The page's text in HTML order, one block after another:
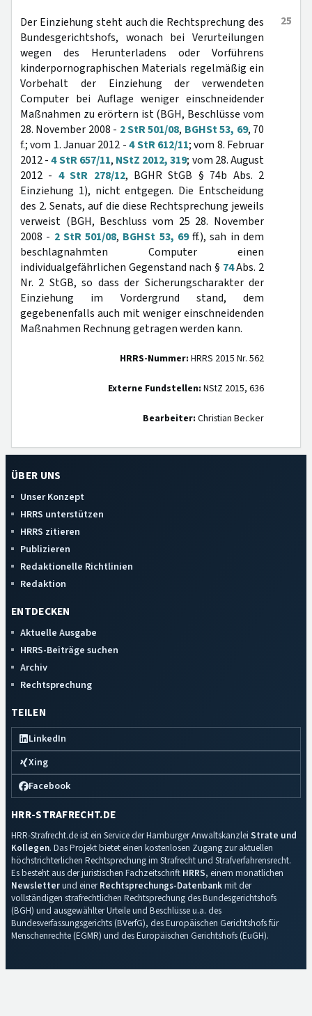
25
Der Einziehung steht auch die Rechtsprechung des
Bundesgerichtshofs, wonach bei Verurteilungen
wegen des Herunterladens oder Vorführens
kinderpornographischen Materials regelmäßig ein
Vorbehalt der Einziehung der verwendeten
Computer bei Auflage weniger einschneidender
Maßnahmen zu erörtern ist (BGH, Beschlüsse vom
28. November 2008 - 2 StR 501/08, BGHSt 53, 69, 70
f.; vom 1. Januar 2012 -4 StR 612/11; vom 8. Februar
2012 -4 StR 657/11, NStZ 2012, 319; vom 28. August
2012 - 4 StR 278/12, BGHR StGB § 74b Abs. 2
Einziehung 1), nicht entgegen. Die Entscheidung
des 2. Senats, auf die diese Rechtsprechung jeweils
verweist (BGH, Beschluss vom 25 28. November
2008 - 2 StR 501/08, BGHSt 53, 69ff.), sah in dem
beschlagnahmten Computer einen
individualgefährlichen Gegenstand nach § 74Abs. 2
Nr. 2 StGB, so dass der Sicherungscharakter der
Einziehung im Vordergrund stand, dem
gegebenenfalls auch mit weniger einschneidenden
Maßnahmen Rechnung getragen werden kann.
HRRS-Nummer: HRRS 2015 Nr. 562
Externe Fundstellen: NStZ 2015, 636
Bearbeiter: Christian Becker
ÜBER UNS
Unser Konzept
HRRS unterstützen
HRRS zitieren
Publizieren
Redaktionelle Richtlinien
Redaktion
ENTDECKEN
Aktuelle Ausgabe
HRRS-Beiträge suchen
Archiv
Rechtsprechung
TEILEN
LinkedIn
Xing
Facebook
HRR-STRAFRECHT.DE
HRR-Strafrecht.de ist ein Service der Hamburger Anwaltskanzlei Strate und
Kollegen. Das Projekt bietet einen kostenlosen Zugang zur aktuellen
höchstrichterlichen Rechtsprechung im Strafrecht und Strafverfahrensrecht.
Es besteht aus der juristischen Fachzeitschrift HRRS, einem monatlichen
Newsletterund einerRechtsprechungs-Datenbankmit der
vollständigen strafrechtlichen Rechtsprechung des Bundesgerichtshofs
(BGH) und ausgewählter Urteile und Beschlüsse u.a. des
Bundesverfassungsgerichts (BVerfG), des Europäischen Gerichtshofs für
Menschenrechte (EGMR) und des Europäischen Gerichtshofs (EuGH).